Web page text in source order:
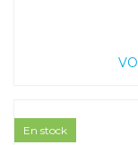
En stock